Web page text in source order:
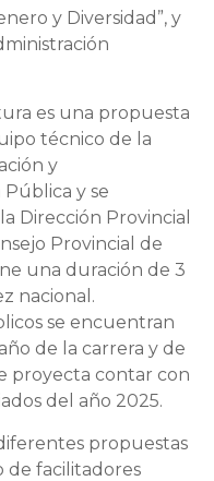
y Diversidad”, y
es una propuesta
técnico de la
y
y se
Dirección Provincial
Provincial de
una duración de 3
nacional.
se encuentran
de la carrera y de
proyecta contar con
del año 2025.
propuestas
de facilitadores